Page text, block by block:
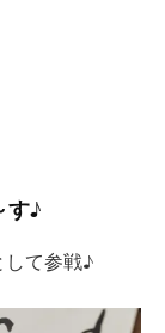
♪
して参戦♪